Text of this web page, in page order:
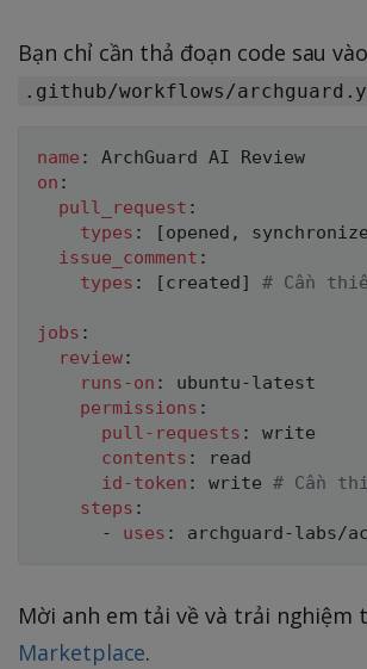
Bạn chỉ cần thả đoạn code sau
.github/workflows/
name :
on :
pull_request :
types : [opened , synchronize
issue_comment :
types : [created] # Cần
jobs :
review:
runs-on : ubuntu-latest
permissions :
pull-requests :
write
contents :
read
id-token : write # Cần
steps :
-
uses : archguard-
Mời anh em tải về và trải nghiệm
Marketplace.